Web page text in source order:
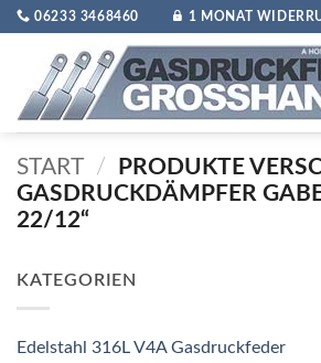
Zum
springen
06233 3468460 1 MONAT
START /
PRODUKTE
GASDRUCKDÄMPFER
22/12“
KATEGORIEN
Edelstahl 316L V4A Gasdruckfeder